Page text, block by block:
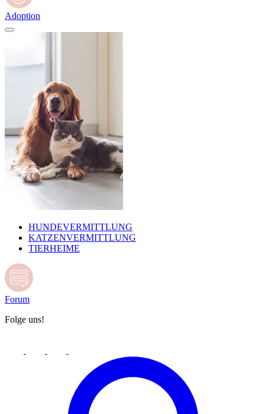
Adoption
HUNDEVERMITTLUNG
KATZENVERMITTLUNG
TIERHEIME
Forum
Folge uns!